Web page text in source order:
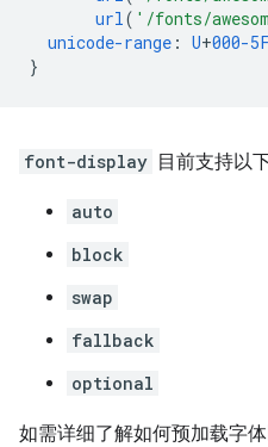
url ( '/fonts/
unicode-range : U+000-
}
font-display 目前支持以
auto
block
swap
fallback
optional
如需详细了解如何预加载字